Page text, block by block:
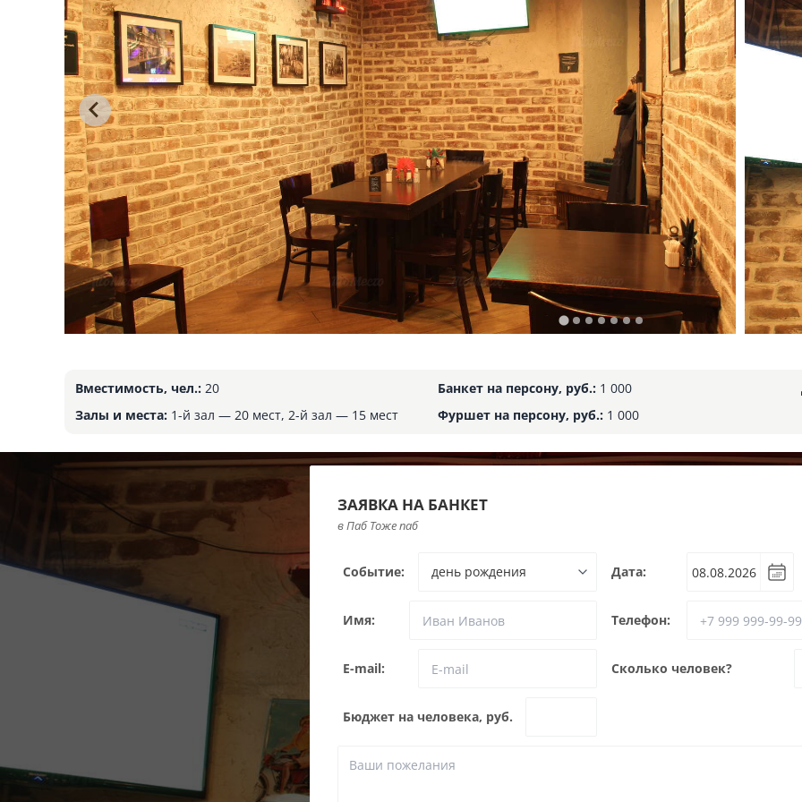
Вместимость, чел.: 20
Залы и места: 1-й зал — 20 мест, 2-й зал — 15 мест
Банкет на персону, руб.: 1 000
Фуршет на персону, руб.: 1 000
ЗАЯВКА НА БАНКЕТ
в Паб Тоже паб
Событие: Дата:
Имя: Телефон:
E-mail: Сколько человек?
Бюджет на человека, руб.